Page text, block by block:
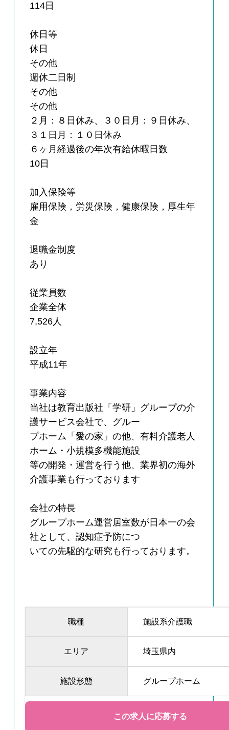
114日
休日等
休日
その他
週休二日制
その他
その他
２月：８日休み、３０日月：９日休み、
３１日月：１０日休み
６ヶ月経過後の年次有給休暇日数
10日
加入保険等
雇用保険，労災保険，健康保険，厚生年
金
退職金制度
あり
従業員数
企業全体
7,526人
設立年
平成11年
事業内容
当社は教育出版社「学研」グループの介
護サービス会社で、グルー
プホーム「愛の家」の他、有料介護老人
ホーム・小規模多機能施設
等の開発・運営を行う他、業界初の海外
介護事業も行っております
会社の特長
グループホーム運営居室数が日本一の会
社として、認知症予防につ
いての先駆的な研究も行っております。
職種 施設系介護職
エリア 埼玉県内
施設形態 グループホーム